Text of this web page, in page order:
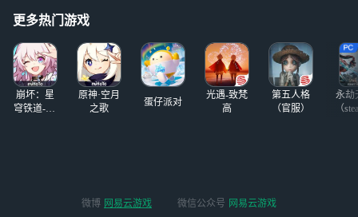
手机亮度，而是更
新后的，你们也可
以去试试。
更多热门游戏
崩坏：星
穹铁道-4.4
原神·空月
之歌
蛋仔派对
光遇-致梵
高
第五人格
（官服）
永劫
（
微博 网易云游戏 微信公众号 网易云游戏